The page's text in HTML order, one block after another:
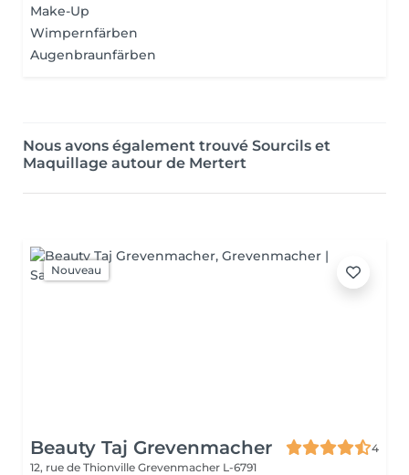
Make-Up
Wimpernfärben
Augenbraunfärben
Nous avons également trouvé Sourcils et
Maquillage autour de Mertert
Nouveau
Beauty Taj Grevenmacher
4
12, rue de Thionville Grevenmacher L-6791